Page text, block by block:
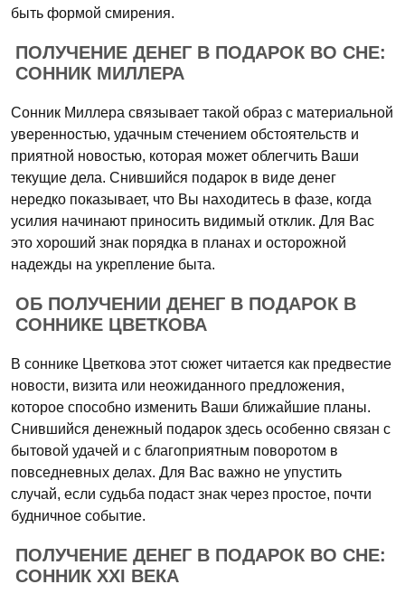
быть формой смирения.
ПОЛУЧЕНИЕ ДЕНЕГ В ПОДАРОК ВО СНЕ:
СОННИК МИЛЛЕРА
Сонник Миллера связывает такой образ с материальной
уверенностью, удачным стечением обстоятельств и
приятной новостью, которая может облегчить Ваши
текущие дела. Снившийся подарок в виде денег
нередко показывает, что Вы находитесь в фазе, когда
усилия начинают приносить видимый отклик. Для Вас
это хороший знак порядка в планах и осторожной
надежды на укрепление быта.
ОБ ПОЛУЧЕНИИ ДЕНЕГ В ПОДАРОК В
СОННИКЕ ЦВЕТКОВА
В соннике Цветкова этот сюжет читается как предвестие
новости, визита или неожиданного предложения,
которое способно изменить Ваши ближайшие планы.
Снившийся денежный подарок здесь особенно связан с
бытовой удачей и с благоприятным поворотом в
повседневных делах. Для Вас важно не упустить
случай, если судьба подаст знак через простое, почти
будничное событие.
ПОЛУЧЕНИЕ ДЕНЕГ В ПОДАРОК ВО СНЕ:
СОННИК XXI ВЕКА